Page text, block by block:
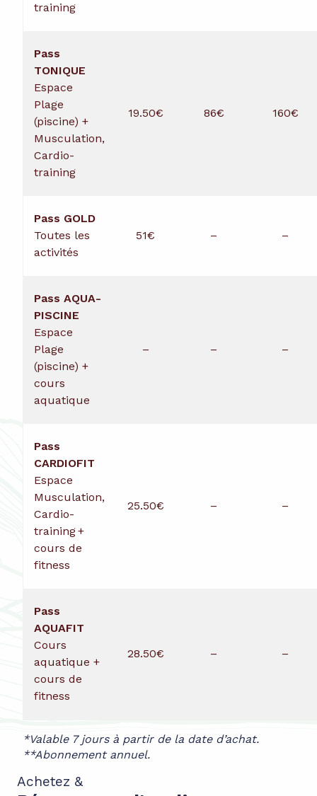
training
Pass
TONIQUE
Espace
Plage
(piscine) +
Musculation,
Cardio-
training
19.50€ 86€ 160€
Pass GOLD
Toutes les
activités
51€ – –
Pass AQUA-
PISCINE
Espace
Plage
(piscine) +
cours
aquatique
– – –
Pass
CARDIOFIT
Espace
Musculation,
Cardio-
training +
cours de
fitness
25.50€ – –
Pass
AQUAFIT
Cours
aquatique +
cours de
fitness
28.50€ – –
*Valable 7 jours à partir de la date d’achat.
**Abonnement annuel.
Achetez &